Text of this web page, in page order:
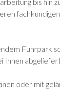
Fuhrpark
Ihnen
oder mit